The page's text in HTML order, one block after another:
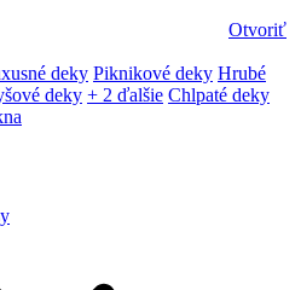
Otvoriť
deky Piknikové deky Hrubé
deky + 2 ďalšie Chlpaté deky